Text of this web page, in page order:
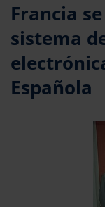
Francia
sistema
Española